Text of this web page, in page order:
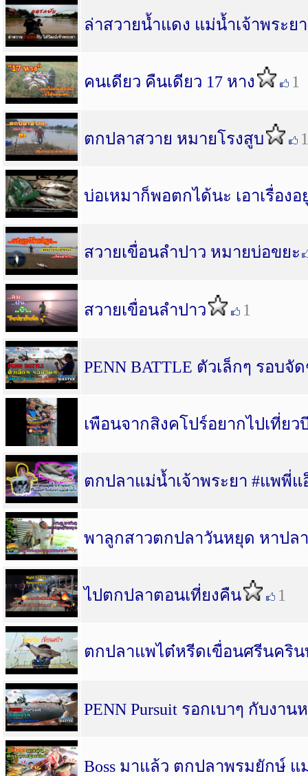
ล่าสวายน้ำแดง แม่น้ำเจ้าพระยา
คนเดียว คืนเดียว 17 หาง 1
ตกปลาสวาย หมายโรงสูบ 1
บ่อเหมาก็พอตกได้นะ เอาเรื่อง
สวายเขื่อนลำปาว หมายบ่อขยะ
สวายเขื่อนลำปาว 1
PENN BATTLE ตัวเล็กๆ รอบจั
เพือนจากสิงคโปร์อยากไปเที่ยว
ตกปลาแม่น้ำเจ้าพระยา #แพพี่
พาลูกสาวตกปลาวันหยุด หาปล
ไปตกปลาตอนเที่ยงคืน 1
ตกปลาแพไต๋หรีดเขื่อนศรีนคริน
PENN Pursuit รอกเบาๆ กับงาน
Boss มาแล้ว ตกปลาพรมยักษ์